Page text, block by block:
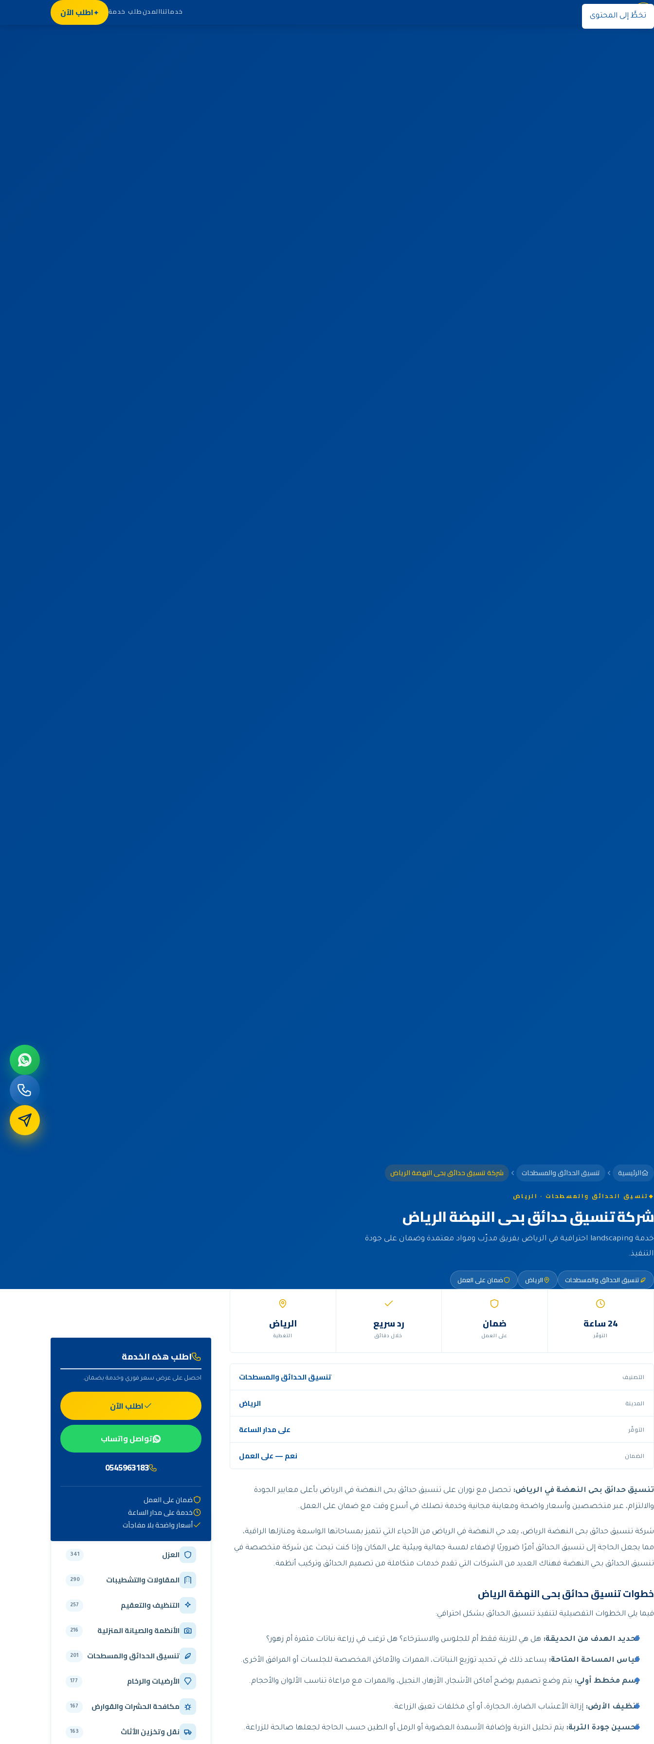
تخطَّ إلى المحتوى خدماتناالمدنطلب خدمة اطلب الآن نوران
الرئيسية تنسيق الحدائق والمسطحات شركة تنسيق حدائق بحى النهضة الرياض
تنسيق الحدائق والمسطحات · الرياض
شركة تنسيق حدائق بحى النهضة الرياض
خدمة landscaping احترافية في الرياض بفريق مدرّب ومواد معتمدة وضمان على جودة
التنفيذ.
تنسيق الحدائق والمسطحات الرياض ضمان على العمل
24 ساعة
التوفّر
ضمان
على العمل
رد سريع
خلال دقائق
الرياض
التغطية
التصنيف تنسيق الحدائق والمسطحات
المدينة الرياض
التوفّر على مدار الساعة
الضمان نعم — على العمل
تنسيق حدائق بحى النهضة في الرياض: تحصل مع نوران على تنسيق حدائق بحى النهضة في الرياض بأعلى معايير الجودة
والالتزام، عبر متخصصين وأسعار واضحة ومعاينة مجانية وخدمة تصلك في أسرع وقت مع ضمان على العمل.
شركة تنسيق حدائق بحى النهضة الرياض، يعد حي النهضة في الرياض من الأحياء التي تتميز بمساحاتها الواسعة ومنازلها الراقية،
مما يجعل الحاجة إلى تنسيق الحدائق أمرًا ضروريًا لإضفاء لمسة جمالية وبيئية على المكان وإذا كنت تبحث عن شركة متخصصة في
تنسيق الحدائق بحي النهضة فهناك العديد من الشركات التي تقدم خدمات متكاملة من تصميم الحدائق وتركيب أنظمة.
خطوات تنسيق حدائق بحى النهضة الرياض
فيما يلي الخطوات التفصيلية لتنفيذ تنسيق الحدائق بشكل احترافي:
تحديد الهدف من الحديقة: هل هي للزينة فقط أم للجلوس والاسترخاء؟ هل ترغب في زراعة نباتات مثمرة أم زهور؟
قياس المساحة المتاحة: يساعد ذلك في تحديد توزيع النباتات، الممرات والأماكن المخصصة للجلسات أو المرافق الأخرى.
رسم مخطط أولي: يتم وضع تصميم يوضح أماكن الأشجار، الأزهار، النجيل، والممرات مع مراعاة تناسب الألوان والأحجام.
تنظيف الأرض: إزالة الأعشاب الضارة، الحجارة، أو أي مخلفات تعيق الزراعة.
تحسين جودة التربة: يتم تحليل التربة وإضافة الأسمدة العضوية أو الرمل أو الطين حسب الحاجة لجعلها صالحة للزراعة.
اطلب هذه الخدمة
احصل على عرض سعر فوري وخدمة بضمان.
اطلب الآن
تواصل واتساب
0545963183
ضمان على العمل
خدمة على مدار الساعة
أسعار واضحة بلا مفاجآت
أهم التصنيفات
العزل 341
المقاولات والتشطيبات 290
التنظيف والتعقيم 257
الأنظمة والصيانة المنزلية 216
تنسيق الحدائق والمسطحات 201
الأرضيات والرخام 177
مكافحة الحشرات والقوارض 167
نقل وتخزين الأثاث 163